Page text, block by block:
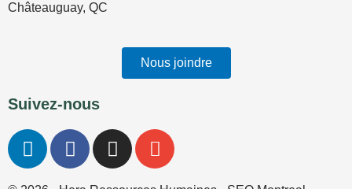
Châteauguay, QC
Nous joindre
Suivez-nous
L
i
F
a
I
n
E
n